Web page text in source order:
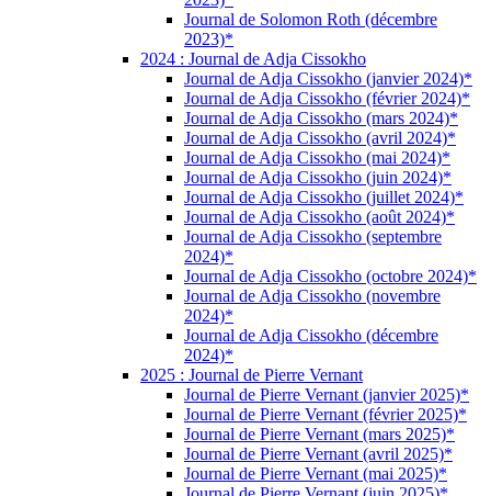
Journal de Solomon Roth (décembre
2023)*
2024 : Journal de Adja Cissokho
Journal de Adja Cissokho (janvier 2024)*
Journal de Adja Cissokho (février 2024)*
Journal de Adja Cissokho (mars 2024)*
Journal de Adja Cissokho (avril 2024)*
Journal de Adja Cissokho (mai 2024)*
Journal de Adja Cissokho (juin 2024)*
Journal de Adja Cissokho (juillet 2024)*
Journal de Adja Cissokho (août 2024)*
Journal de Adja Cissokho (septembre
2024)*
Journal de Adja Cissokho (octobre 2024)*
Journal de Adja Cissokho (novembre
2024)*
Journal de Adja Cissokho (décembre
2024)*
2025 : Journal de Pierre Vernant
Journal de Pierre Vernant (janvier 2025)*
Journal de Pierre Vernant (février 2025)*
Journal de Pierre Vernant (mars 2025)*
Journal de Pierre Vernant (avril 2025)*
Journal de Pierre Vernant (mai 2025)*